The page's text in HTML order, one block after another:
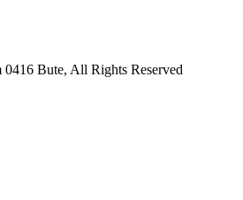
Bute, All Rights Reserved